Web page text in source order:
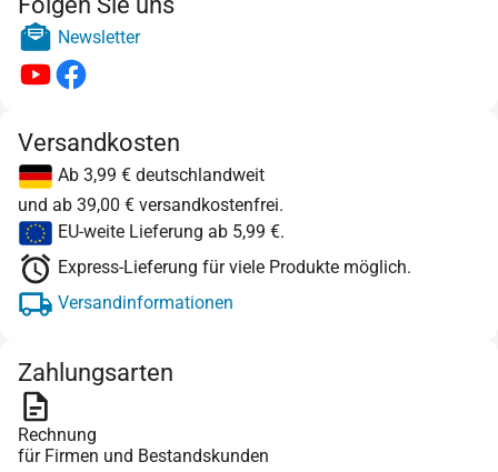
Newsletter
Versandkosten
Ab 3,99 € deutschlandweit
und ab 39,00 € versandkostenfrei.
EU-weite Lieferung ab 5,99 €.
Express-Lieferung für viele Produkte möglich.
Versandinformationen
Zahlungsarten
Rechnung
für Firmen und Bestandskunden